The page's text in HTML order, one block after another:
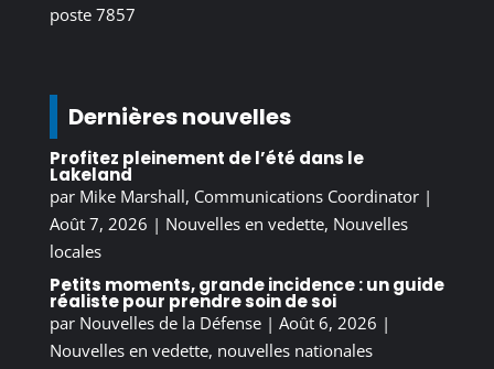
poste 7857
Dernières nouvelles
Profitez pleinement de l’été dans le
Lakeland
par Mike Marshall, Communications Coordinator|
Août 7, 2026 | Nouvelles en vedette, Nouvelles
locales
Petits moments, grande incidence : un guide
réaliste pour prendre soin de soi
par Nouvelles de la Défense| Août 6, 2026 |
Nouvelles en vedette, nouvelles nationales